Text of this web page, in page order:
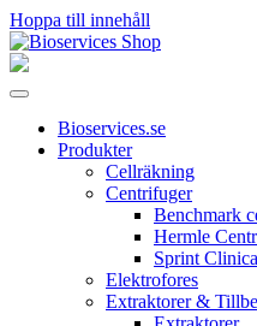
Hoppa till innehåll
Huvudnavigering
Bioservices.se
Produkter
Cellräkning
Centrifuger
Benchmark
Hermle
Sprint
Elektrofores
Extraktorer &